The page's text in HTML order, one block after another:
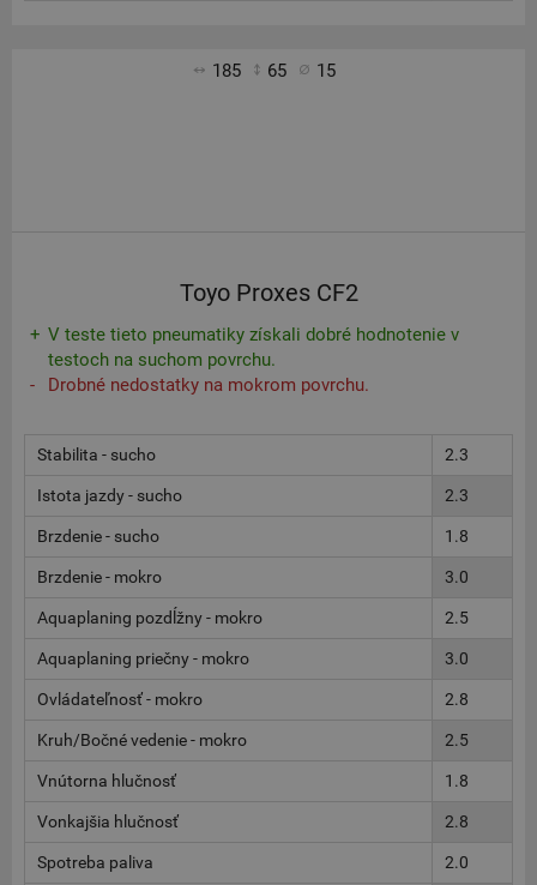
185 65 15
Toyo Proxes CF2
V teste tieto pneumatiky získali dobré hodnotenie v
testoch na suchom povrchu.
Drobné nedostatky na mokrom povrchu.
Stabilita - sucho 2.3
Istota jazdy - sucho 2.3
Brzdenie - sucho 1.8
Brzdenie - mokro 3.0
Aquaplaning pozdĺžny - mokro 2.5
Aquaplaning priečny - mokro 3.0
Ovládateľnosť - mokro 2.8
Kruh/Bočné vedenie - mokro 2.5
Vnútorna hlučnosť 1.8
Vonkajšia hlučnosť 2.8
Spotreba paliva 2.0